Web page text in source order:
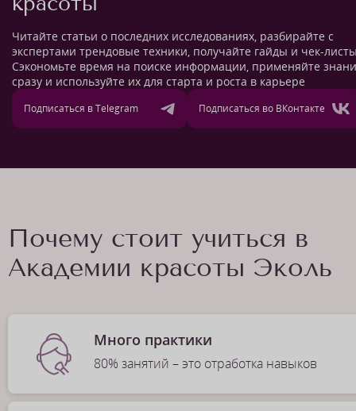
Читайте статьи о последних исследованиях, разбирайте с
экспертами трендовые техники, получайте гайды и чек-
Сэкономьте время на поиске информации, применяйте
сразу и используйте их для старта и роста в карьере
Подписаться в Telegram Подписаться во ВКонтакте
Почему стоит учиться в
Академии красоты Эколь
Много практики
80% занятий – это отработка навыков